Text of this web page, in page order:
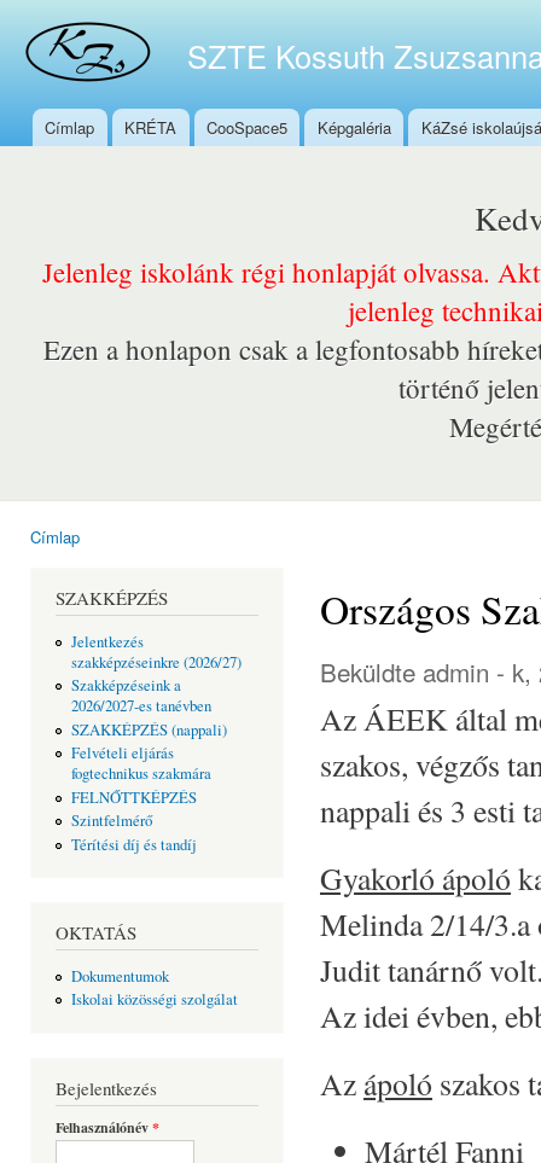
SZTE Kossuth
Főmenü
Címlap KRÉTA CooSpace5 Képgaléria KáZsé
Jelenleg iskolánk régi honlapját olvassa.
jelenleg
Ezen a honlapon csak a legfontosabb
történő
Címlap
SZAKKÉPZÉS
Jelentkezés
szakképzéseinkre (2026/27)
Szakképzéseink a
2026/2027-es tanévben
SZAKKÉPZÉS (nappali)
Felvételi eljárás
fogtechnikus szakmára
FELNŐTTKÉPZÉS
Szintfelmérő
Térítési díj és tandíj
OKTATÁS
Dokumentumok
Iskolai közösségi szolgálat
Bejelentkezés
Felhasználónév*
Országos
Beküldte admin - k,
Az ÁEEK által
szakos, végzős
nappali és 3 esti
Gyakorló ápoló
Melinda 2/14/3.a
Judit tanárnő
Az idei évben,
Az ápoló szakos
Mártél Fanni